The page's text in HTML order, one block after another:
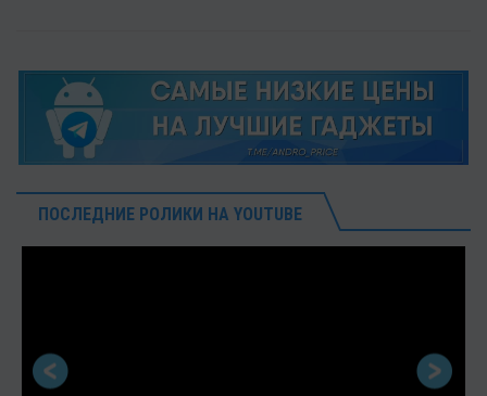
ПОСЛЕДНИЕ РОЛИКИ НА YOUTUBE